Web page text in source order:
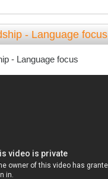
- Language focus
- Language focus